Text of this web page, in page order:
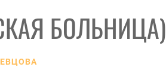
БОЛЬНИЦА)